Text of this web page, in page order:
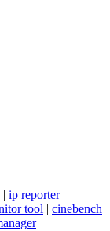
| ip reporter|
tool | cinebench